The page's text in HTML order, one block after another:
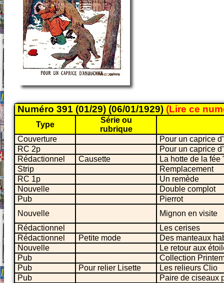
Numéro 391 (01/29) (06/01/1929) (Lire ce
Type
Série ou
rubrique
Couverture
Pour un caprice
RC 2p
Pour un caprice
Rédactionnel
Causette
La hotte de la fée
Strip
Remplacement
RC 1p
Un remède
Nouvelle
Double complot
Pub
Pierrot
Nouvelle
Mignon en visite
Rédactionnel
Les cerises
Rédactionnel
Petite mode
Des manteaux
Nouvelle
Le retour aux
Pub
Collection
Pub
Pour relier Lisette
Les relieurs Clio
Pub
Paire de ciseaux